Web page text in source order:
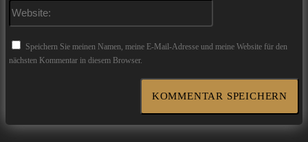
Speichern Sie meinen Namen, meine E-Mail-Adresse und meine Website für den
nächsten Kommentar in diesem Browser.